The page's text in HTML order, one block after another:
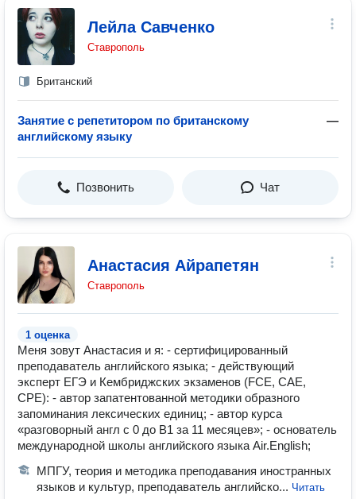
Лейла Савченко
Ставрополь
Британский
Занятие с репетитором по британскому
английскому языку
—
Позвонить Чат
Анастасия Айрапетян
Ставрополь
1 оценка
Меня зовут Анастасия и я: - сертифицированный
преподаватель английского языка; - действующий
эксперт ЕГЭ и Кембриджских экзаменов (FCE, CAE,
CPE): - автор запатентованной методики образного
запоминания лексических единиц; - автор курса
«разговорный англ с 0 до В1 за 11 месяцев»; - основатель
международной школы английского языка Air.English;
МПГУ, теория и методика преподавания иностранных
языков и культур, преподаватель английско... Читать